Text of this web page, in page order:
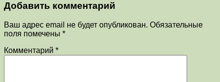
Добавить комментарий
Ваш адрес email не будет опубликован. Обязательные
поля помечены *
Комментарий *